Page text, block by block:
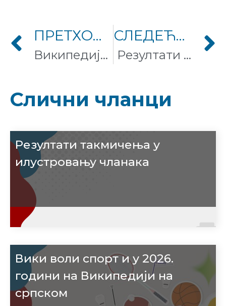
ПРЕТХОДНИ ЧЛАНАК
Википедијанац стажиста остварио сјајне резултате у Адлигату
СЛЕДЕЋИ ЧЛАНАК
Резултати конкурса за реализацију и финансирање волонтерских пројеката Викимедије Србије за 2021. годину
Слични чланци
Резултати такмичења у
илустровању чланака
Вики воли спорт и у 2026.
години на Википедији на
српском